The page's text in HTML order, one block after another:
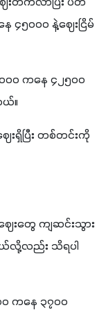
၅၀၀၀ နဲ့ဈေးငြိမ်
၀ ကနေ ၄၂၅၀၀
ယ်။
းရှိပြီး တစ်တင်းကို
တွေ ကျဆင်းသွား
ယ်လို့လည်း သိရပါ
ကနေ ၃၇၀၀